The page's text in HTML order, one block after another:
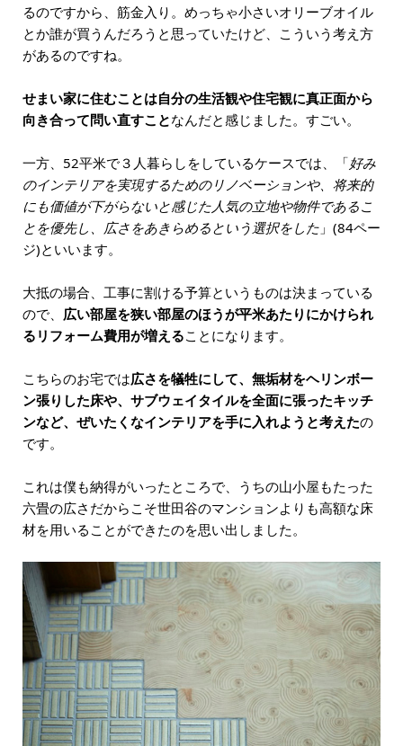
るのですから、筋金入り。めっちゃ小さいオリーブオイル
とか誰が買うんだろうと思っていたけど、こういう考え方
があるのですね。
せまい家に住むことは自分の生活観や住宅観に真正面から
向き合って問い直すことなんだと感じました。すごい。
一方、52平米で３人暮らしをしているケースでは、「好み
のインテリアを実現するためのリノベーションや、将来的
にも価値が下がらないと感じた人気の立地や物件であるこ
とを優先し、広さをあきらめるという選択をした」(84ペー
ジ)といいます。
大抵の場合、工事に割ける予算というものは決まっている
ので、 広い部屋を狭い部屋のほうが平米あたりにかけられ
るリフォーム費用が増えることになります。
こちらのお宅では広さを犠牲にして、無垢材をヘリンボー
ン張りした床や、サブウェイタイルを全面に張ったキッチ
ンなど、ぜいたくなインテリアを手に入れようと考えたの
です。
これは僕も納得がいったところで、うちの山小屋もたった
六畳の広さだからこそ世田谷のマンションよりも高額な床
材を用いることができたのを思い出しました。